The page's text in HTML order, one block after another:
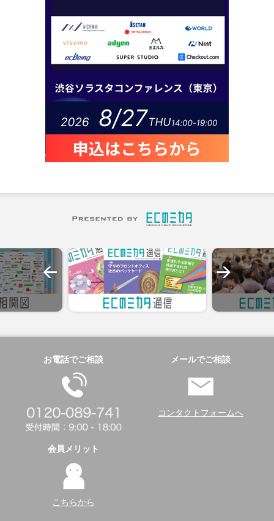
お電話でご相談 メールでご相談
コンタクトフォームへ
会員メリット
こちらから